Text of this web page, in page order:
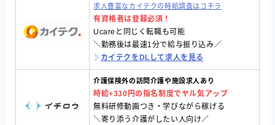
求人豊富なカイテクの時給調査はコチラ
有資格者は登録必須！
Ucareと同じく転職も可能
＼勤務後は最速1分で給与振り込み／
カイテクをDLして求人を見る
介護保険外の訪問介護や施設求人あり
時給+330円の指名制度でヤル気アップ
無料研修動画つき・学びながら稼げる
＼寄り添う介護がしたい人向け／